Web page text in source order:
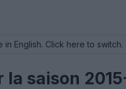
English. Click here to switch.
saison